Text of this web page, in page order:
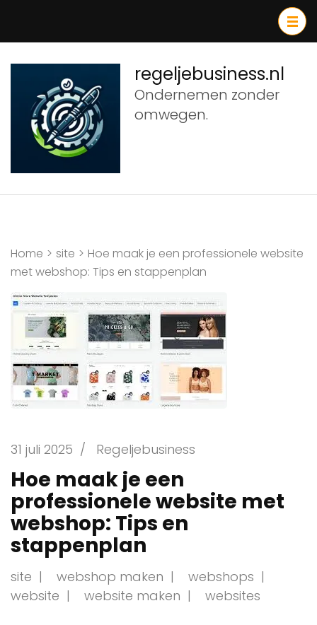
inhoud
(druk
Enter)
regeljebusiness.nl
Ondernemen zonder
omwegen.
Home > site > Hoe maak je een professionele website
met webshop: Tips en stappenplan
31 juli 2025 / Regeljebusiness
Hoe maak je een
professionele website met
webshop: Tips en
stappenplan
site webshop maken
webshops
website
website maken websites